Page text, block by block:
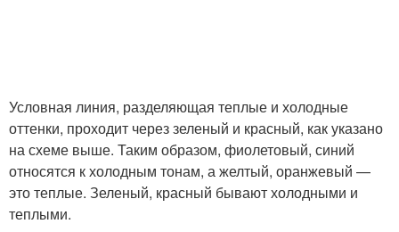
Условная линия, разделяющая теплые и холодные
оттенки, проходит через зеленый и красный, как указано
на схеме выше. Таким образом, фиолетовый, синий
относятся к холодным тонам, а желтый, оранжевый —
это теплые. Зеленый, красный бывают холодными и
теплыми.